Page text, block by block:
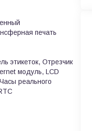
печать
этикеток, Отрезчик
модуль, LCD
реального